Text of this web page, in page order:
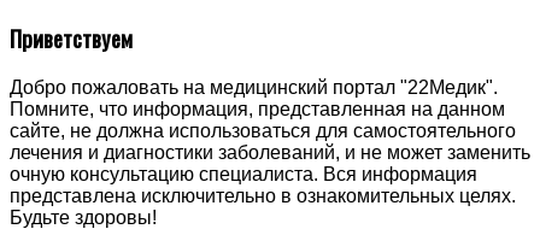
Приветствуем
Добро пожаловать на медицинский портал "22Медик".
Помните, что информация, представленная на данном
сайте, не должна использоваться для самостоятельного
лечения и диагностики заболеваний, и не может заменить
очную консультацию специалиста. Вся информация
представлена исключительно в ознакомительных целях.
Будьте здоровы!